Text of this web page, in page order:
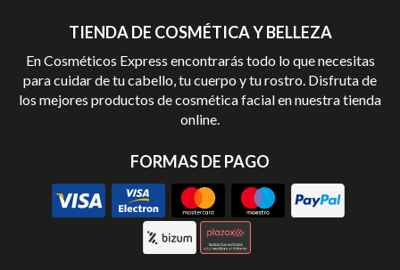
TIENDA DE COSMÉTICA Y BELLEZA
En Cosméticos Express encontrarás todo lo que necesitas
para cuidar de tu cabello, tu cuerpo y tu rostro. Disfruta de
los mejores productos de cosmética facial en nuestra tienda
online.
FORMAS DE PAGO